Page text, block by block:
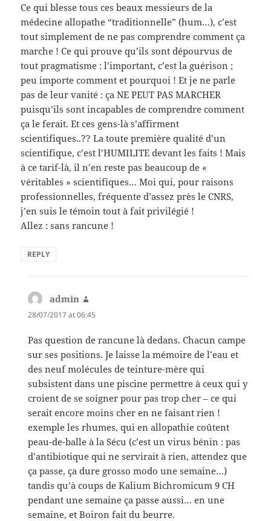
Ce qui blesse tous ces beaux messieurs de la
médecine allopathe “traditionnelle” (hum…), c’est
tout simplement de ne pas comprendre comment ça
marche ! Ce qui prouve qu’ils sont dépourvus de
tout pragmatisme : l’important, c’est la guérison ;
peu importe comment et pourquoi ! Et je ne parle
pas de leur vanité : ça NE PEUT PAS MARCHER
puisqu’ils sont incapables de comprendre comment
ça le ferait. Et ces gens-là s’affirment
scientifiques..?? La toute première qualité d’un
scientifique, c’est l’HUMILITE devant les faits ! Mais
à ce tarif-là, il n’en reste pas beaucoup de «
véritables » scientifiques… Moi qui, pour raisons
professionnelles, fréquente d’assez près le CNRS,
j’en suis le témoin tout à fait privilégié !
Allez : sans rancune !
REPLY
admin
28/07/2017 at 06:45
Pas question de rancune là dedans. Chacun campe
sur ses positions. Je laisse la mémoire de l’eau et
des neuf molécules de teinture-mère qui
subsistent dans une piscine permettre à ceux qui y
croient de se soigner pour pas trop cher – ce qui
serait encore moins cher en ne faisant rien !
exemple les rhumes, qui en allopathie coûtent
peau-de-balle à la Sécu (c’est un virus bénin : pas
d’antibiotique qui ne servirait à rien, attendez que
ça passe, ça dure grosso modo une semaine…)
tandis qu’à coups de Kalium Bichromicum 9 CH
pendant une semaine ça passe aussi… en une
semaine, et Boiron fait du beurre.